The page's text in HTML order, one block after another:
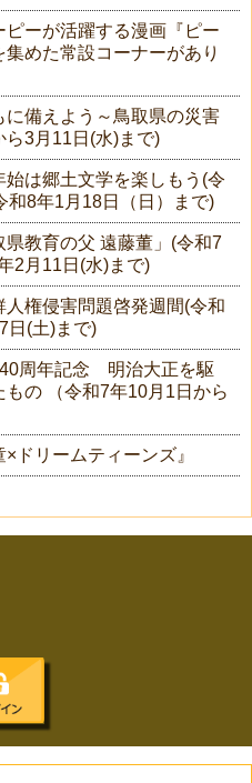
ピーが活躍する漫画『ピー
めた常設コーナーがあり
に備えよう～鳥取県の災害
ら3月11日(水)まで)
始は郷土文学を楽しもう(令
和8年1月18日（日）まで)
県教育の父 遠藤董」(令和7
2月11日(水)まで)
人権侵害問題啓発週間(令和
日(土)まで)
周年記念 明治大正を駆
の （令和7年10月1日から
ドリームティーンズ』